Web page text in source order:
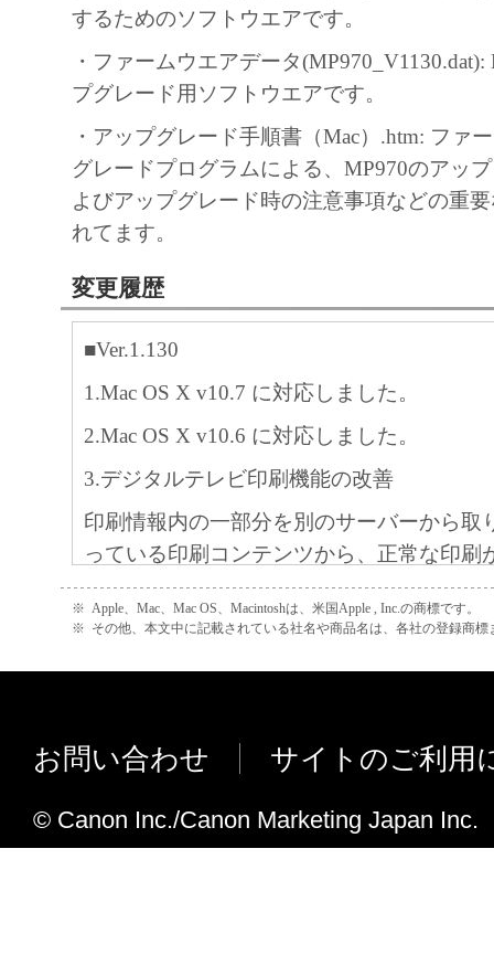
するためのソフトウエアです。
・ファームウエアデータ
プグレード用ソフトウエアです。
・アップグレード手順書（Mac）.htm: ファ
グレードプログラムによる、MP970のアッ
よびアップグレード時の注意事項などの重
れてます。
変更履歴
■Ver.1.130
1.Mac OS X v10.7 に対応しました。
2.Mac OS X v10.6 に対応しました。
3.デジタルテレビ印刷機能の改善
印刷情報内の一部分を別のサーバーから取
っている印刷コンテンツから、正常な印刷
対策を行いました。
※ Apple、Mac、Mac OS、Macintoshは、米国Apple , Inc.の商標です。
※ その他、本文中に記載されている社名や商品名は、各社の登録商標
お問い合わせ サイトのご利用
© Canon Inc./Canon Marketing Japan Inc.